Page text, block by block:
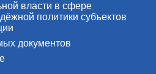
власти в сфере
политики субъектов
документов